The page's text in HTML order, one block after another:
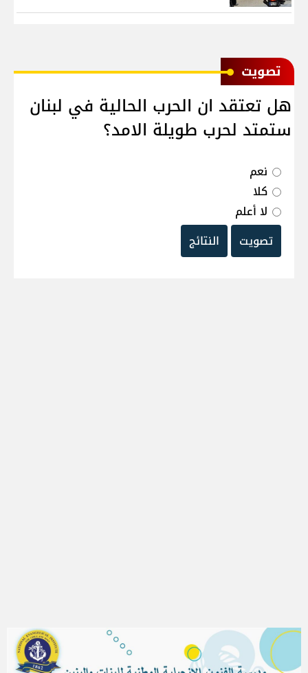
ﺗﺼﻮﻳﺖ
هل تعتقد ان الحرب الحالية في لبنان
ستمتد لحرب طويلة الامد؟
نعم
كلا
لا أعلم
تصويت
النتائج